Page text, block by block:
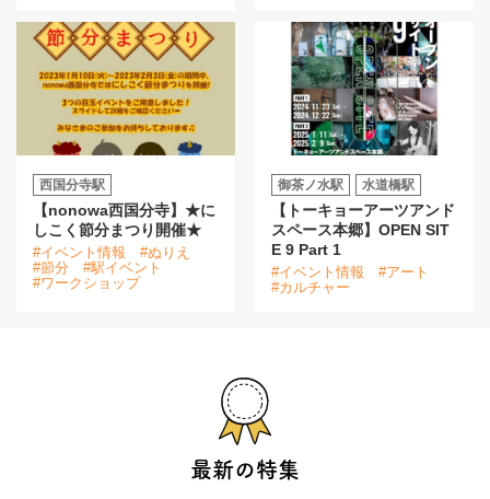
最新の特集
西国分寺駅
【nonowa西国分寺】★に
しこく節分まつり開催★
#イベント情報
#ぬりえ
#節分
#駅イベント
#ワークショップ
御茶ノ水駅 水道橋駅
【トーキョーアーツアンド
スペース本郷】OPEN SIT
E 9 Part 1
#イベント情報
#アート
#カルチャー